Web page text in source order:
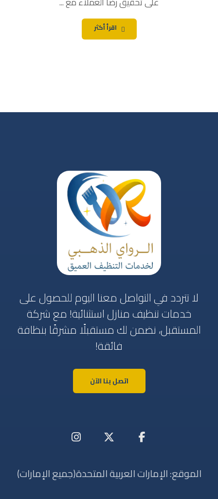
اقرأ أكثر
لا تتردد في التواصل معنا اليوم للحصول على
خدمات تنظيف منازل استثنائية! مع شركة
المستقبل، نضمن لك مستقبلًا مشرقًا بنظافة
فائقة!
اتصل بنا الآن
الموقع: الإمارات العربية المتحدة(جميع الإمارات)